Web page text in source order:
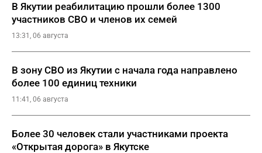
В Якутии реабилитацию прошли более 1300
участников СВО и членов их семей
13:31, 06 августа
В зону СВО из Якутии с начала года направлено
более 100 единиц техники
11:41, 06 августа
Более 30 человек стали участниками проекта
«Открытая дорога» в Якутске